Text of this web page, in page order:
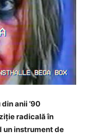
anii ’90
radicală în
un instrument de